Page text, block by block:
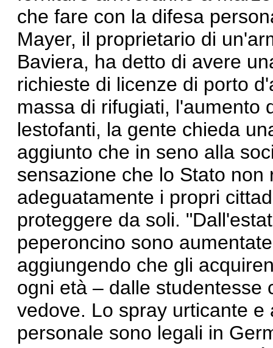
che fare con la difesa
Mayer, il proprietario di
Baviera, ha detto di avere
richieste di licenze di porto
massa di rifugiati, l'aumento
lestofanti, la gente chieda
aggiunto che in seno alla
sensazione che lo Stato non
adeguatamente i propri
proteggere da soli.
peperoncino sono
aggiungendo che gli
ogni età – dalle studentesse
vedove. Lo spray urticante
personale sono legali in